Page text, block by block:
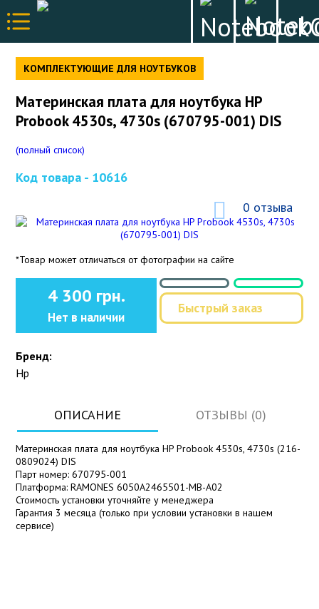
КОМПЛЕКТУЮЩИЕ ДЛЯ НОУТБУКОВ
Материнская плата для ноутбука HP
Probook 4530s, 4730s (670795-001) DIS
(полный список)
Код товара - 10616
0 отзыва
*Товар может отличаться от фотографии на сайте
4 300 грн.
Нет в наличии
Быстрый заказ
Бренд:
Hp
ОПИСАНИЕ ОТЗЫВЫ (0)
Материнская плата для ноутбука HP Probook 4530s, 4730s (216-
0809024) DIS
Парт номер: 670795-001
Платформа: RAMONES 6050A2465501-MB-A02
Стоимость установки уточняйте у менеджера
Гарантия 3 месяца (только при условии установки в нашем
сервисе)